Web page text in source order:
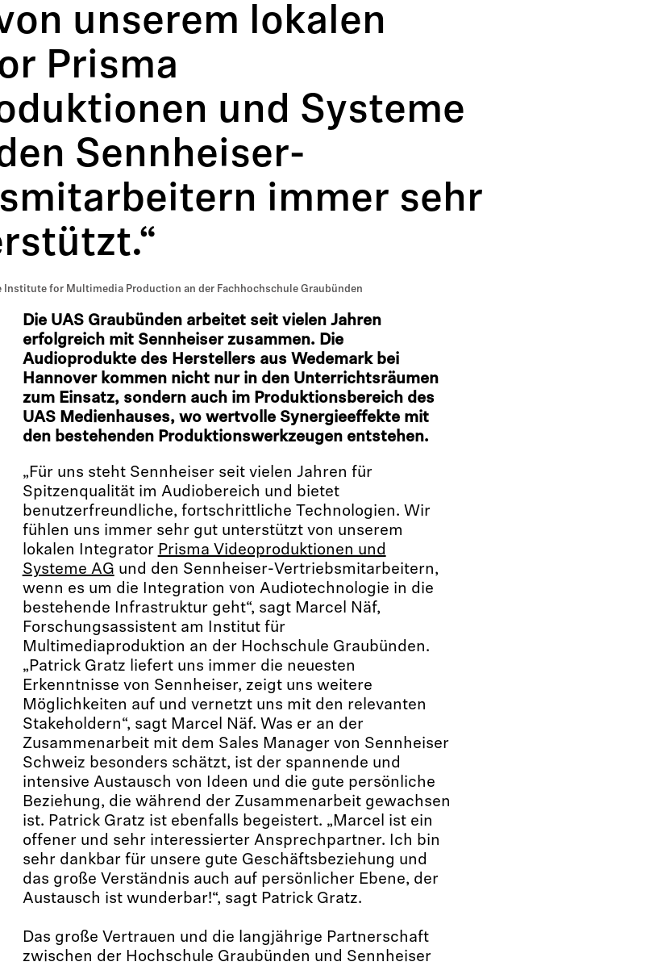
unserem lokalen
Prisma
und Systeme
Sennheiser-
immer sehr
Institute for Multimedia Production an der Fachhochschule Graubünden
Die UAS Graubünden arbeitet seit vielen Jahren
erfolgreich mit Sennheiser zusammen. Die
Audioprodukte des Herstellers aus Wedemark bei
Hannover kommen nicht nur in den Unterrichtsräumen
zum Einsatz, sondern auch im Produktionsbereich des
UAS Medienhauses, wo wertvolle Synergieeffekte mit
den bestehenden Produktionswerkzeugen entstehen.
„Für uns steht Sennheiser seit vielen Jahren für
Spitzenqualität im Audiobereich und bietet
benutzerfreundliche, fortschrittliche Technologien. Wir
fühlen uns immer sehr gut unterstützt von unserem
lokalen Integrator Prisma Videoproduktionen und
Systeme AG und den Sennheiser-Vertriebsmitarbeitern,
wenn es um die Integration von Audiotechnologie in die
bestehende Infrastruktur geht“, sagt Marcel Näf,
Forschungsassistent am Institut für
Multimediaproduktion an der Hochschule Graubünden.
„Patrick Gratz liefert uns immer die neuesten
Erkenntnisse von Sennheiser, zeigt uns weitere
Möglichkeiten auf und vernetzt uns mit den relevanten
Stakeholdern“, sagt Marcel Näf. Was er an der
Zusammenarbeit mit dem Sales Manager von Sennheiser
Schweiz besonders schätzt, ist der spannende und
intensive Austausch von Ideen und die gute persönliche
Beziehung, die während der Zusammenarbeit gewachsen
ist. Patrick Gratz ist ebenfalls begeistert. „Marcel ist ein
offener und sehr interessierter Ansprechpartner. Ich bin
sehr dankbar für unsere gute Geschäftsbeziehung und
das große Verständnis auch auf persönlicher Ebene, der
Austausch ist wunderbar!“, sagt Patrick Gratz.
Das große Vertrauen und die langjährige Partnerschaft
zwischen der Hochschule Graubünden und Sennheiser